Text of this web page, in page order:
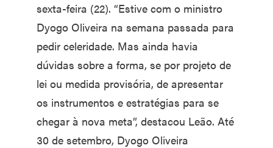
sexta-feira (22). “Estive com o ministro
Dyogo Oliveira na semana passada para
pedir celeridade. Mas ainda havia
dúvidas sobre a forma, se por projeto de
lei ou medida provisória, de apresentar
os instrumentos e estratégias para se
chegar à nova meta”, destacou Leão. Até
30 de setembro, Dyogo Oliveira